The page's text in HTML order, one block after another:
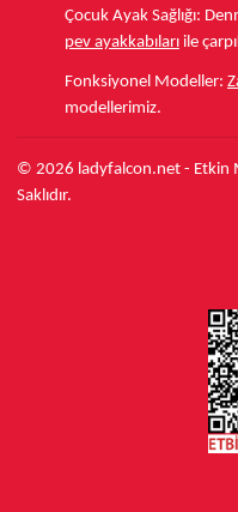
Çocuk Ayak Sağlığı:
pev ayakkabıları ile
Fonksiyonel Modeller:
modellerimiz.
© 2026 ladyfalcon.net - Etkin
Saklıdır.